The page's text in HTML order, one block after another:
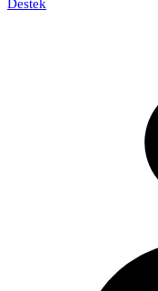
Destek